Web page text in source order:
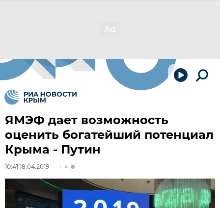
ЯМЭФ дает возможность
оценить богатейший потенциал
Крыма - Путин
10:41 18.04.2019